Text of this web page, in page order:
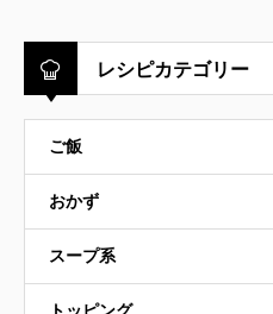
レシピカテゴリー
ご飯
おかず
スープ系
トッピング